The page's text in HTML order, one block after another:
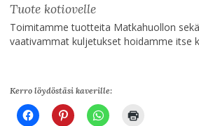
Tuote kotiovelle
Toimitamme tuotteita Matkahuollon
vaativammat kuljetukset hoidamme itse
Kerro löydöstäsi kaverille: